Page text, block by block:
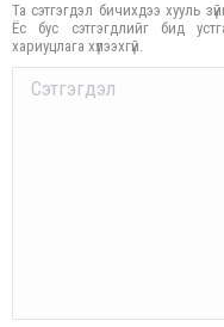
Та сэтгэгдэл бичихдээ хууль
Ёс бус сэтгэгдлийг бид
хариуцлага хүлээхгүй.
Comment